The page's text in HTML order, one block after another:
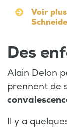
Voir
Des
Alain Delon
prennent de
Il y a